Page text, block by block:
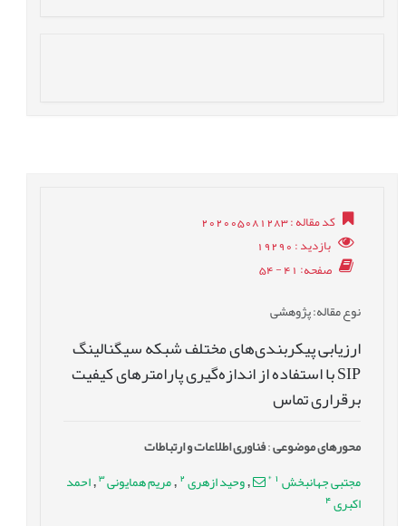
کد مقاله: 202005081283
بازدید: 19290
صفحه: 41 - 54
نوع مقاله: پژوهشی
ارزیابی پیکربندی‌های مختلف شبکه سیگنالینگ
SIP با استفاده از اندازه‌گیری پارامترهای کیفیت
برقراری تماس
محورهای موضوعی:فناوری اطلاعات و ارتباطات
مجتبی جهانبخش *
,وحید ازهری 2
, مریم همایونی 3
,احمد
اکبری 4